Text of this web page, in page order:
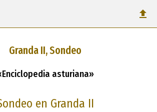
Granda II, Sondeo
asturiana»
en Granda II